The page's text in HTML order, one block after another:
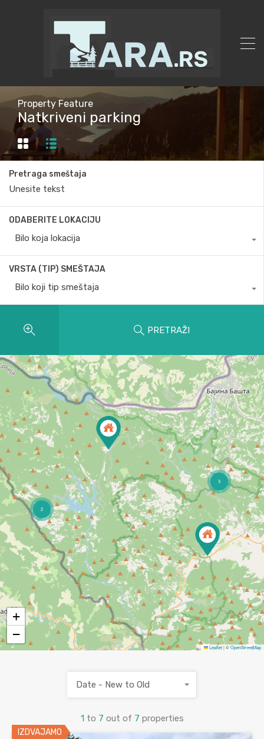
Property Feature
Natkriveni parking
Pretraga smeštaja
ODABERITE LOKACIJU
Bilo koja lokacija
VRSTA (TIP) SMEŠTAJA
Bilo koji tip smeštaja
PRETRAŽI
2
3
+
−
Leaflet|©OpenStreetMap
1 to 7 out of 7 properties
Date - New to Old
IZDVAJAMO